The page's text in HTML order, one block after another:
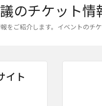
のチケット情
をご紹介します。イベントのチ
イト